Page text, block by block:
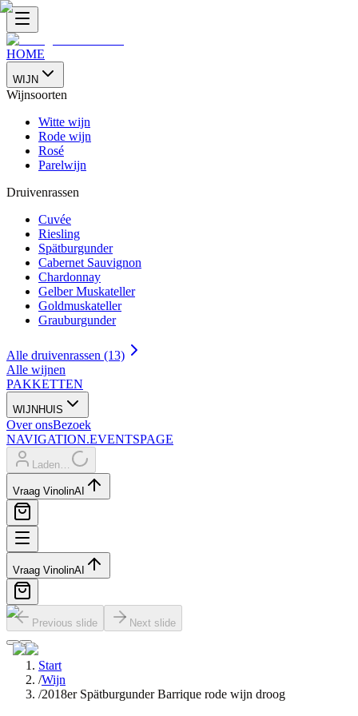
HOME
WIJN
Wijnsoorten
Witte wijn
Rode wijn
Rosé
Parelwijn
Druivenrassen
Cuvée
Riesling
Spätburgunder
Cabernet Sauvignon
Chardonnay
Gelber Muskateller
Goldmuskateller
Grauburgunder
Alle druivenrassen (13)
Alle wijnen
PAKKETTEN
WIJNHUIS
Over onsBezoek
NAVIGATION.EVENTSPAGE
Laden…
Vraag VinolinAI
Vraag VinolinAI
Previous slide Next slide
Start
/Wijn
/2018er Spätburgunder Barrique rode wijn droog